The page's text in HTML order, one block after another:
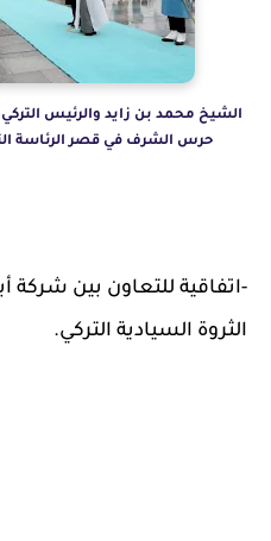
الشيخ محمد بن زايد والرئيس
حرس الشرف في قصر الرئاسة
-اتفاقية للتعاون بين شركة
الثروة السيادية التركي.